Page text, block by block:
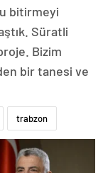
bitirmeyi
Süratli
Bizim
bir tanesi ve
trabzon